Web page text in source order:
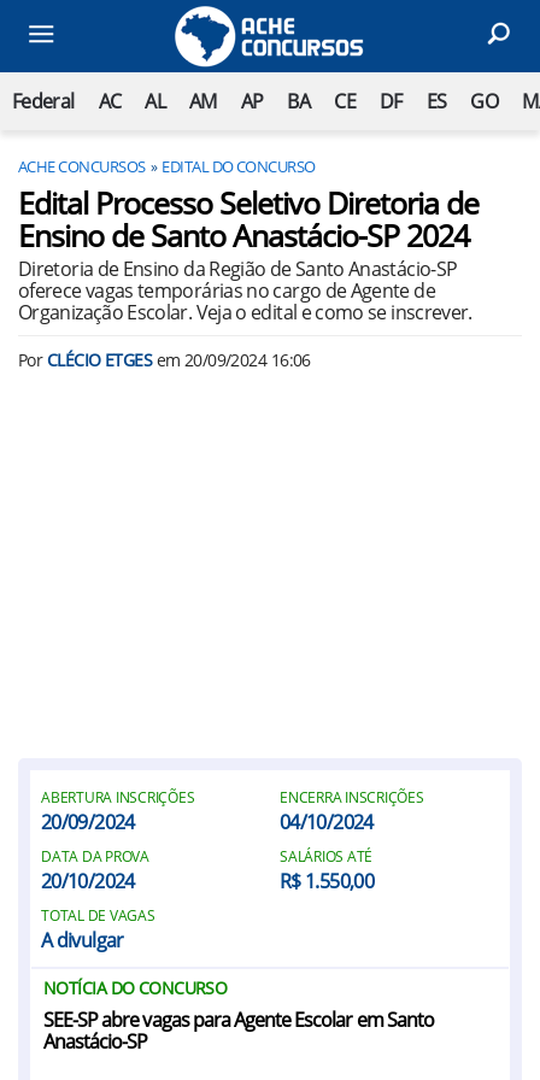
Federal AC AL AM AP BA CE DF ES GO
ACHE CONCURSOS EDITAL DO CONCURSO
Edital Processo Seletivo Diretoria de
Ensino de Santo Anastácio-SP 2024
Diretoria de Ensino da Região de Santo Anastácio-SP
oferece vagas temporárias no cargo de Agente de
Organização Escolar. Veja o edital e como se inscrever.
PorCLÉCIO ETGESem 20/09/2024 16:06
ABERTURA INSCRIÇÕES
20/09/2024
ENCERRA INSCRIÇÕES
04/10/2024
DATA DA PROVA
20/10/2024
SALÁRIOS ATÉ
R$ 1.550,00
TOTAL DE VAGAS
A divulgar
NOTÍCIA DO CONCURSO
SEE-SP abre vagas para Agente Escolar em Santo
Anastácio-SP